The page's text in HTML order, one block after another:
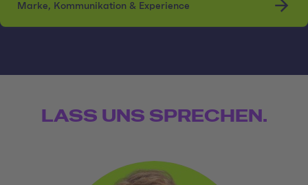
Marke, Kommunikation & Experience
LASS UNS SPRECHEN.